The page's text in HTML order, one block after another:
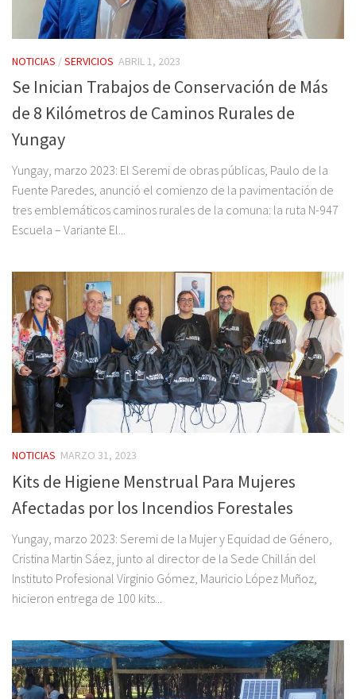
NOTICIAS /SERVICIOS ABRIL 1, 2023
Se Inician Trabajos de Conservación de Más
de 8 Kilómetros de Caminos Rurales de
Yungay
Yungay, marzo 2023: El Seremi de obras públicas, Paulo de la
Fuente Paredes, anunció el comienzo de la pavimentación de
tres emblemáticos caminos rurales de la comuna: la ruta N-947
Escuela – Variante El...
NOTICIAS MARZO 31, 2023
Kits de Higiene Menstrual Para Mujeres
Afectadas por los Incendios Forestales
Yungay, marzo 2023: Seremi de la Mujer y Equidad de Género,
Cristina Martin Sáez, junto al director de la Sede Chillán del
Instituto Profesional Virginio Gómez, Mauricio López Muñoz,
hicieron entrega de 100 kits...